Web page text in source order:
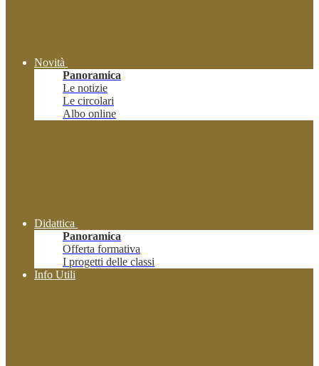
Novità
Panoramica
Le notizie
Le circolari
Albo online
Didattica
Panoramica
Offerta formativa
I progetti delle classi
Info Utili